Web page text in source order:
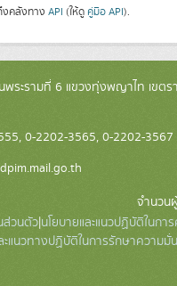
คลังทาง API (ให้ดู คู่มือ API).
ระรามที่ 6 แขวงทุ่งพญาไท เขตร
0-2202-3565, 0-2202-3567
จำนวน
ส่วนตัว|นโยบายและแนวปฏิบัติในก
ะแนวทางปฏิบัติในการรักษาความ